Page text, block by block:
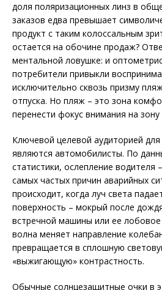
доля поляризационных линз в
заказов едва превышает
продукт с таким колоссальным
остается на обочине продаж?
ментальной ловушке: и
потребители привыкли
исключительно сквозь призму
отпуска. Но пляж – это зона
перенести фокус внимания на зону
Ключевой целевой аудиторией для
являются автомобилисты. По
статистики, ослепление водителя
самых частых причин аварийных
происходит, когда луч света
поверхность – мокрый после
встречной машины или ее лобовое
волна меняет направление
превращается в сплошную
«выжигающую» контрастность.
Обычные солнцезащитные очки в